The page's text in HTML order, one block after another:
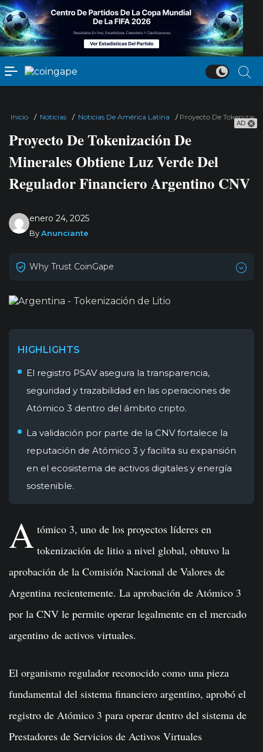
AD
Inicio / Noticias / Noticias De América Latina / Proyecto De
Proyecto De Tokenización De
Minerales Obtiene Luz Verde Del
Regulador Financiero Argentino CNV
enero 24, 2025
ByAnunciante
Why Trust CoinGape
HIGHLIGHTS
El registro PSAV asegura la transparencia,
seguridad y trazabilidad en las operaciones de
Atómico 3 dentro del ámbito cripto.
La validación por parte de la CNV fortalece la
reputación de Atómico 3 y facilita su expansión
en el ecosistema de activos digitales y energía
sostenible.
A tómico 3, uno de los proyectos líderes en
tokenización de litio a nivel global, obtuvo la
aprobación de la Comisión Nacional de Valores de
Argentina recientemente. La aprobación de Atómico 3
por la CNV le permite operar legalmente en el mercado
argentino de activos virtuales.
El organismo regulador reconocido como una pieza
fundamental del sistema financiero argentino, aprobó el
registro de Atómico 3 para operar dentro del sistema de
Prestadores de Servicios de Activos Virtuales